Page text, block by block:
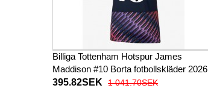
Billiga Tottenham Hotspur James
Maddison #10 Borta fotbollskläder 2026-
27 Kortärmad
395.82SEK 1 041.70SEK